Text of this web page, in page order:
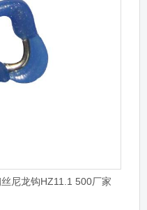
尼龙钩HZ11.1 500厂家